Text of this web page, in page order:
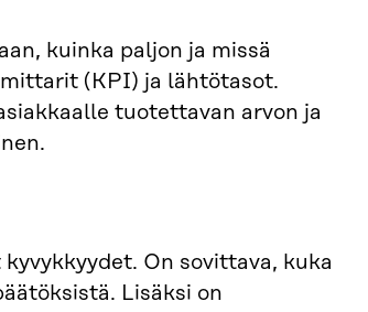
kuinka paljon ja missä
(KPI) ja lähtötasot.
tuotettavan arvon ja
On sovittava, kuka
Lisäksi on